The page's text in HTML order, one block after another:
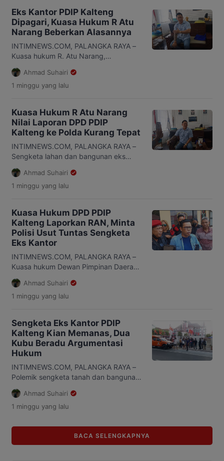
Pengantar Nomor 472.12/746/PEM/KSL/VIII/2026
tertanggal 3 Agustus 2026 dan turut ditembuskan
kepada Bawaslu Kabupaten Katingan. Bagi Bawaslu,
Eks Kantor PDIP Kalteng
Dipagari, Kuasa Hukum R Atu
Narang Beberkan Alasannya
INTIMNEWS.COM, PALANGKA RAYA –
Kuasa hukum R. Atu Narang,
Suriansyah Halim, mengakui kliennya
melakukan pemagaran di eks Kantor
DPD PDI Perjuangan Kalimantan
dilakukan untuk mengamankan aset
yang menurutnya masih menjadi hak
kliennya. Pernyataan itu disampaikan
sebagai tanggapan atas pengaduan
yang sebelumnya diajukan kuasa
hukum […]
Ahmad Suhairi
1 minggu yang lalu
Kuasa Hukum R Atu Narang
Nilai Laporan DPD PDIP
Kalteng ke Polda Kurang Tepat
INTIMNEWS.COM, PALANGKA RAYA –
Sengketa lahan dan bangunan eks
Kantor DPD PDI Perjuangan Kalimantan
Tengah (Kalteng) terus memanas.
Setelah kuasa hukum DPD PDIP
inventaris, dan pemagaran ke Polda
Kalteng, kuasa hukum R. Atu Narang,
Suriansyah Halim, memberikan
tanggapan. Menurut Suriansyah,
laporan yang disampaikan pihak DPD
PDIP Kalteng terkait dugaan […]
Ahmad Suhairi
1 minggu yang lalu
Kuasa Hukum DPD PDIP
Kalteng Laporkan RAN, Minta
Polisi Usut Tuntas Sengketa
Eks Kantor
INTIMNEWS.COM, PALANGKA RAYA –
Kuasa hukum Dewan Pimpinan Daerah
(DPD) PDI Perjuangan Kalimantan
Tengah (Kalteng), Ziburahman
menyebut, laporan yang disampaikan
mengarah kepada seseorang berinisial
RAN. Meski demikian, ia menegaskan
penyebutan inisial dilakukan dengan
tetap mengedepankan asas praduga
tak bersalah. “Kami tidak menyebut
nama lengkap […]
Ahmad Suhairi
1 minggu yang lalu
Sengketa Eks Kantor PDIP
Kalteng Kian Memanas, Dua
Kubu Beradu Argumentasi
Hukum
INTIMNEWS.COM, PALANGKA RAYA –
Polemik sengketa tanah dan bangunan
eks Kantor Dewan Pimpinan Daerah
(DPD) PDI Perjuangan Kalimantan
Tengah (Kalteng) terus berlanjut.
Suriansyah Halim, melaporkan dugaan
penguasaan objek sengketa ke
Direktorat Reserse Kriminal Umum
Ahmad Suhairi
1 minggu yang lalu
BACA SELENGKAPNYA